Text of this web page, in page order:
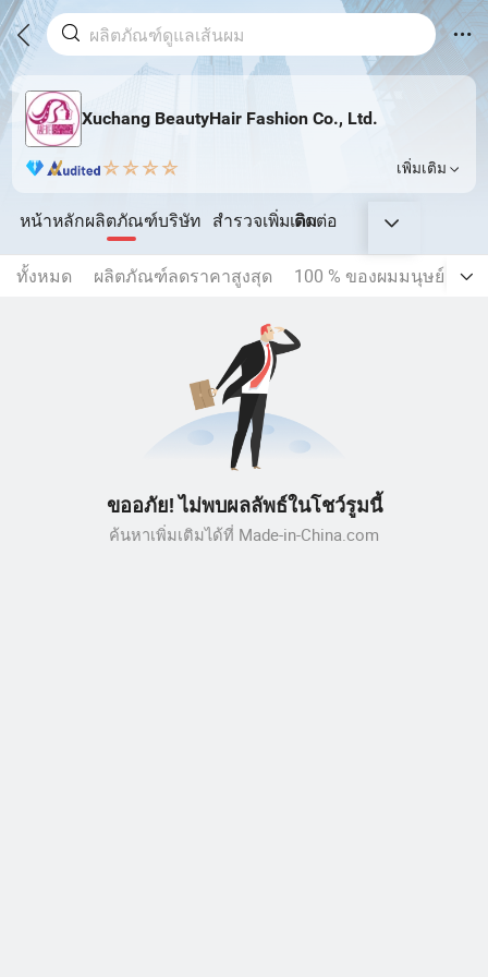
Xuchang BeautyHair Fashion Co., Ltd.
เพิ่มเติม
หน้าหลักผลิตภัณฑ์บริษัท สำรวจเพิ่มเติมติดต่อ
ทั้งหมด ผลิตภัณฑ์ลดราคาสูงสุด 100 % ของผมมนุษย์ ก
ขออภัย! ไม่พบผลลัพธ์ในโชว์รูมนี้
ค้นหาเพิ่มเติมได้ที่ Made-in-China.com